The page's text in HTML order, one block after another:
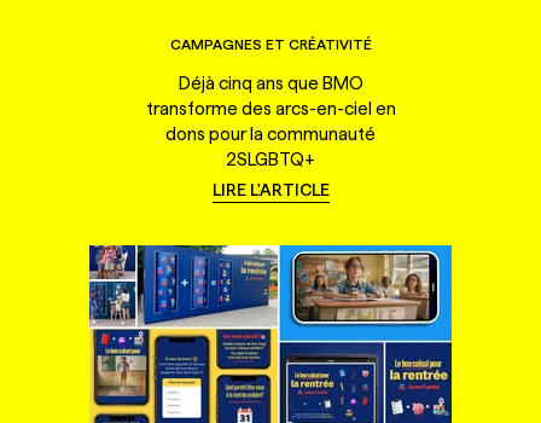
CAMPAGNES ET CRÉATIVITÉ
Déjà cinq ans que BMO
transforme des arcs-en-ciel en
dons pour la communauté
2SLGBTQ+
LIRE L'ARTICLE